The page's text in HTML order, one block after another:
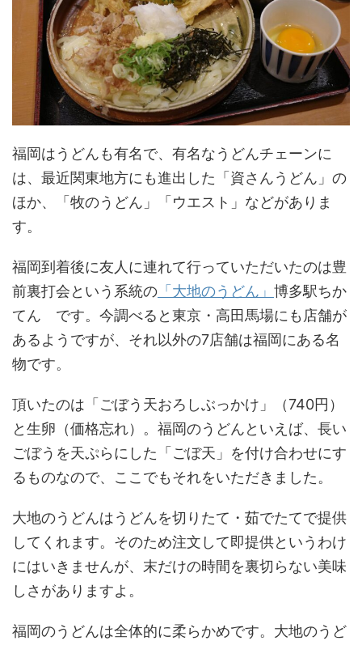
福岡はうどんも有名で、有名なうどんチェーンに
は、最近関東地方にも進出した「資さんうどん」の
ほか、「牧のうどん」「ウエスト」などがありま
す。
福岡到着後に友人に連れて行っていただいたのは豊
前裏打会という系統の 「大地のうどん」 博多駅ちか
てん です。今調べると東京・高田馬場にも店舗が
あるようですが、それ以外の7店舗は福岡にある名
物です。
頂いたのは「ごぼう天おろしぶっかけ」（740円）
と生卵（価格忘れ）。福岡のうどんといえば、長い
ごぼうを天ぷらにした「ごぼ天」を付け合わせにす
るものなので、ここでもそれをいただきました。
大地のうどんはうどんを切りたて・茹でたてで提供
してくれます。そのため注文して即提供というわけ
にはいきませんが、末だけの時間を裏切らない美味
しさがありますよ。
福岡のうどんは全体的に柔らかめです。大地のうど